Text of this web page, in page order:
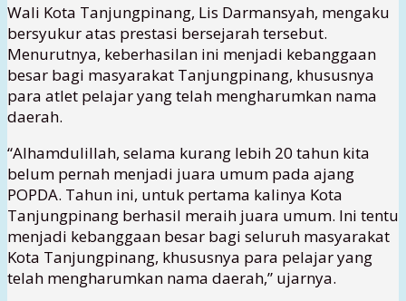
Wali Kota Tanjungpinang, Lis Darmansyah, mengaku
bersyukur atas prestasi bersejarah tersebut.
Menurutnya, keberhasilan ini menjadi kebanggaan
besar bagi masyarakat Tanjungpinang, khususnya
para atlet pelajar yang telah mengharumkan nama
daerah.
“Alhamdulillah, selama kurang lebih 20 tahun kita
belum pernah menjadi juara umum pada ajang
POPDA. Tahun ini, untuk pertama kalinya Kota
Tanjungpinang berhasil meraih juara umum. Ini tentu
menjadi kebanggaan besar bagi seluruh masyarakat
Kota Tanjungpinang, khususnya para pelajar yang
telah mengharumkan nama daerah,” ujarnya.